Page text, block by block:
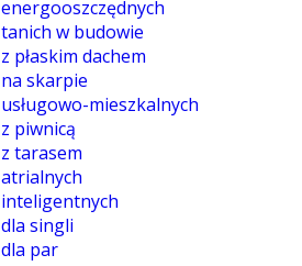
w budowie
płaskim dachem
skarpie
mieszkalnych
piwnicą
tarasem
singli
par